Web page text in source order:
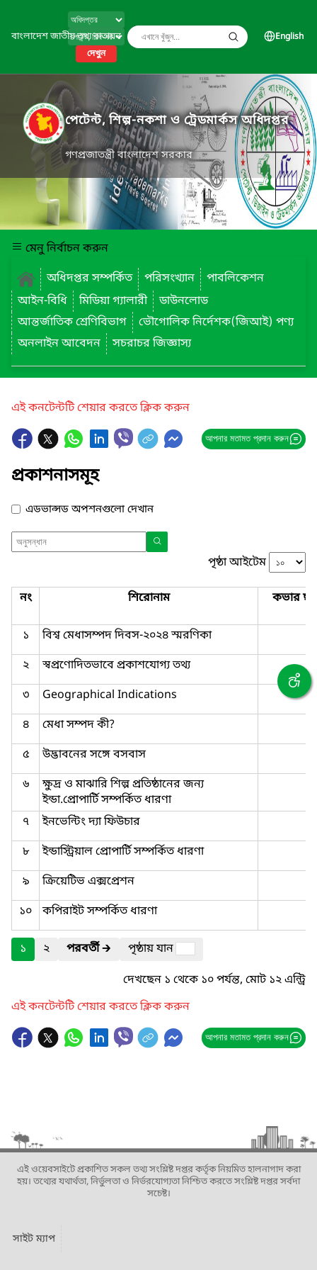
বাংলাদেশ জাতীয় তথ্য বাতায়ন
দেখুন
English
পেটেন্ট, শিল্প-নকশা ও ট্রেডমার্কস অধিদপ্তর
গণপ্রজাতন্ত্রী বাংলাদেশ সরকার
মেনু নির্বাচন করুন
অধিদপ্তর সম্পর্কিত
পরিসংখ্যান
পাবলিকেশন
আইন-বিধি
মিডিয়া গ্যালারী
ডাউনলোড
আন্তর্জাতিক শ্রেণিবিভাগ
ভৌগোলিক নির্দেশক(জিআই) পণ্য
অনলাইন আবেদন
সচরাচর জিজ্ঞাস্য
এই কনটেন্টটি শেয়ার করতে ক্লিক করুন
আপনার মতামত প্রদান করুন
প্রকাশনাসমূহ
এডভান্সড অপশনগুলো দেখান
পৃষ্ঠা আইটেম
নং শিরোনাম কভার
১
বিশ্ব মেধাসম্পদ দিবস-২০২৪ স্মরণিকা
২
স্বপ্রণোদিতভাবে প্রকাশযোগ্য তথ্য
৩
Geographical Indications
৪
মেধা সম্পদ কী?
৫
উদ্ভাবনের সঙ্গে বসবাস
৬
ক্ষুদ্র ও মাঝারি শিল্প প্রতিষ্ঠানের জন্য
ইন্ডা.প্রোপার্টি সম্পর্কিত ধারণা
৭
ইনভেন্টিং দ্যা ফিউচার
৮
ইন্ডাস্ট্রিয়াল প্রোপার্টি সম্পর্কিত ধারণা
৯
ক্রিয়েটিভ এক্সপ্রেশন
১০
কপিরাইট সম্পর্কিত ধারণা
১ ২ পরবর্তী🡲
পৃষ্ঠায় যান
দেখছেন ১ থেকে ১০ পর্যন্ত, মোট ১২ এন্ট্রি
এই কনটেন্টটি শেয়ার করতে ক্লিক করুন
আপনার মতামত প্রদান করুন
এই ওয়েবসাইটে প্রকাশিত সকল তথ্য সংশ্লিষ্ট দপ্তর কর্তৃক নিয়মিত হালনাগাদ করা
হয়। তথ্যের যথার্থতা, নির্ভুলতা ও নির্ভরযোগ্যতা নিশ্চিত করতে সংশ্লিষ্ট দপ্তর সর্বদা
সচেষ্ট।
সাইট ম্যাপ